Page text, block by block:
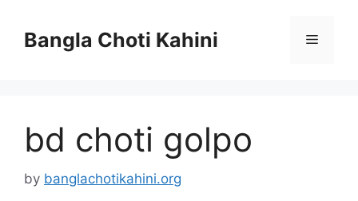
contentBangla Choti Kahini Menu
bd choti golpo
by banglachotikahini.org